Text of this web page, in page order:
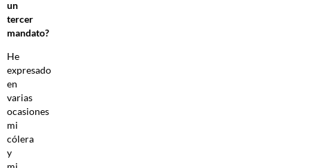
un
tercer
mandato?
He
expresado
en
varias
ocasiones
mi
cólera
y